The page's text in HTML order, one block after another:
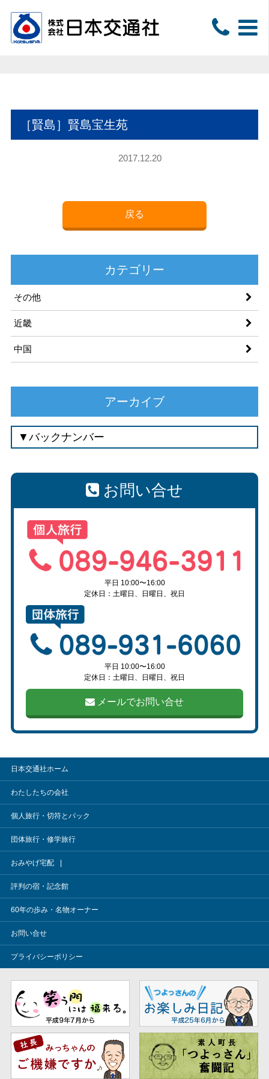
［賢島］賢島宝生苑
2017.12.20
戻る
カテゴリー
その他
近畿
中国
アーカイブ
お問い合せ
平日 10:00〜16:00
定休日：土曜日、日曜日、祝日
平日 10:00〜16:00
定休日：土曜日、日曜日、祝日
メールでお問い合せ
日本交通社ホーム
わたしたちの会社
個人旅行・切符とパック
団体旅行・修学旅行
おみやげ宅配
評判の宿・記念館
60年の歩み・名物オーナー
お問い合せ
プライバシーポリシー